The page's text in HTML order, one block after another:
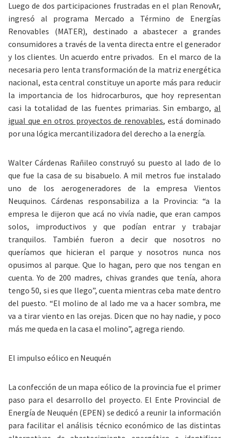
Luego de dos participaciones frustradas en el plan RenovAr,
ingresó al programa Mercado a Término de Energías
Renovables (MATER), destinado a abastecer a grandes
consumidores a través de la venta directa entre el generador
y los clientes. Un acuerdo entre privados. En el marco de la
necesaria pero lenta transformación de la matriz energética
nacional, esta central constituye un aporte más para reducir
la importancia de los hidrocarburos, que hoy representan
casi la totalidad de las fuentes primarias. Sin embargo, al
igual que en otros proyectos de renovables, está dominado
por una lógica mercantilizadora del derecho a la energía.
Walter Cárdenas Rañileo construyó su puesto al lado de lo
que fue la casa de su bisabuelo. A mil metros fue instalado
uno de los aerogeneradores de la empresa Vientos
Neuquinos. Cárdenas responsabiliza a la Provincia: “a la
empresa le dijeron que acá no vivía nadie, que eran campos
solos, improductivos y que podían entrar y trabajar
tranquilos. También fueron a decir que nosotros no
queríamos que hicieran el parque y nosotros nunca nos
opusimos al parque. Que lo hagan, pero que nos tengan en
cuenta. Yo de 200 madres, chivas grandes que tenía, ahora
tengo 50, si es que llego”, cuenta mientras ceba mate dentro
del puesto. “El molino de al lado me va a hacer sombra, me
va a tirar viento en las orejas. Dicen que no hay nadie, y poco
más me queda en la casa el molino”, agrega riendo.
El impulso eólico en Neuquén
La confección de un mapa eólico de la provincia fue el primer
paso para el desarrollo del proyecto. El Ente Provincial de
Energía de Neuquén (EPEN) se dedicó a reunir la información
para facilitar el análisis técnico económico de las distintas